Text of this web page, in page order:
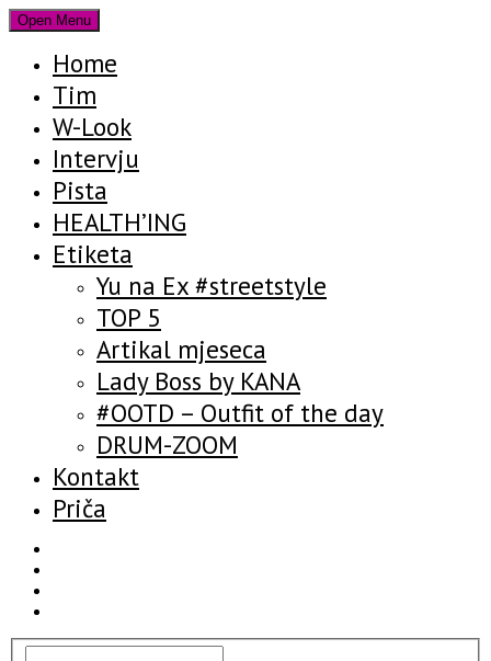
Open Menu
Home
Tim
W-Look
Intervju
Pista
HEALTH’ING
Etiketa
Yu na Ex #streetstyle
TOP 5
Artikal mjeseca
Lady Boss by KANA
#OOTD – Outfit of the day
DRUM-ZOOM
Kontakt
Priča